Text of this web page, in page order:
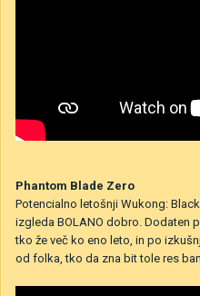
Phantom Blade Zero
Potencialno letošnji Wukong:
izgleda BOLANO dobro. Dodaten
tko že več ko eno leto, in po
od folka, tko da zna bit tole res